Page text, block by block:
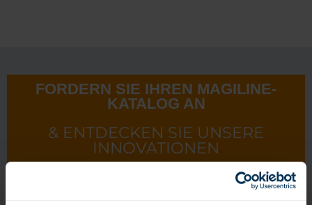
FORDERN SIE IHREN MAGILINE-
KATALOG AN
& ENTDECKEN SIE UNSERE
INNOVATIONEN